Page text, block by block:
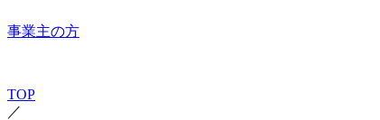
事業主の方
TOP
／